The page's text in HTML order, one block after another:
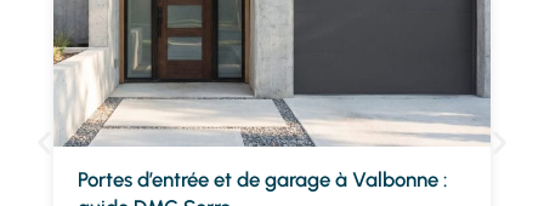
Portes d’entrée et de garage à Valbonne :